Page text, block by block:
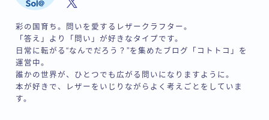
彩の国育ち。問いを愛するレザークラフター。
「答え」より「問い」が好きなタイプです。
日常に転がる“なんでだろう？”を集めたブログ「コトトコ」を
運営中。
誰かの世界が、ひとつでも広がる問いになりますように。
本が好きで、レザーをいじりながらよく考えごとをしていま
す。